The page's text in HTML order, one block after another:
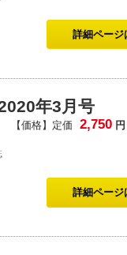
詳細ページ
年3月号
【価格】定価 2,750円
詳細ページ